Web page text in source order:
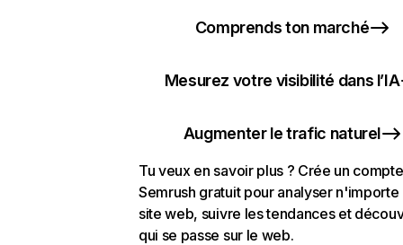
Comprends ton marché
Mesurez votre visibilité dans l’IA
Augmenter le trafic naturel
Tu veux en savoir plus ? Crée un compte
Semrush gratuit pour analyser n'importe
site web, suivre les tendances et
qui se passe sur le web.